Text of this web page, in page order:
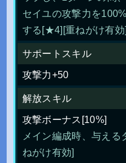
セイユの攻撃力を
する[★4][重ねがけ有効]
サポートスキル
攻撃力+50
解放スキル
攻撃ボーナス[10%]
メイン編成時、与え
ねがけ有効]